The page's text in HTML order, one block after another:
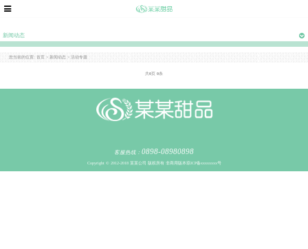
新闻动态
您当前的位置: 首页 > 新闻动态 > 活动专题
共0页 0条
客服热线： 0898-08980898
Copyright © 2012-2018 某某公司 版权所有 非商用版本琼ICP备xxxxxxxx号